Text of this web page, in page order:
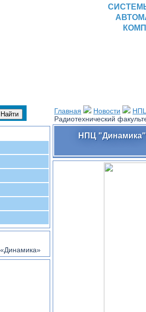
Главная Новости
Радиотехнический
НПЦ "Динамика"